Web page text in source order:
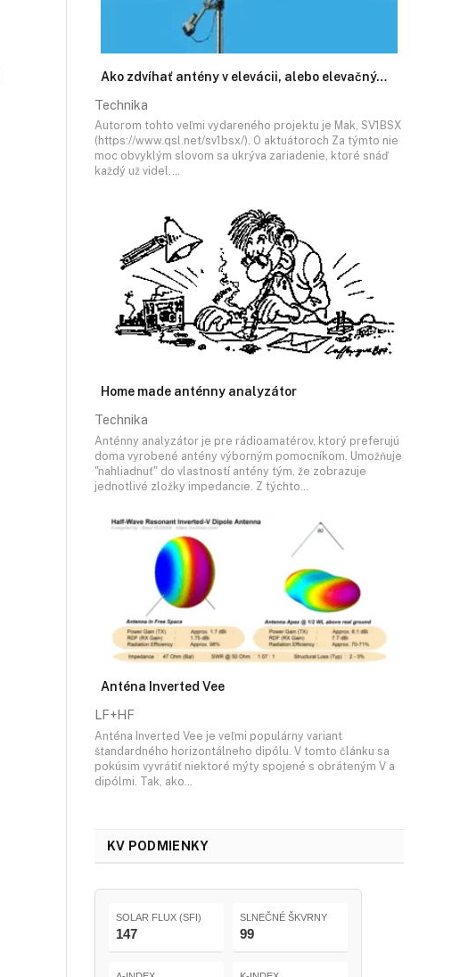
Ako zdvíhať antény v elevácii, alebo elevačný…
Technika
Autorom tohto veľmi vydareného projektu je Mak, SV1BSX
(https://www.qsl.net/sv1bsx/). O aktuátoroch Za týmto nie
moc obvyklým slovom sa ukrýva zariadenie, ktoré snáď
každý už videl.…
Home made anténny analyzátor
Technika
Anténny analyzátor je pre rádioamatérov, ktorý preferujú
doma vyrobené antény výborným pomocníkom. Umožňuje
"nahliadnuť" do vlastností antény tým, že zobrazuje
jednotlivé zložky impedancie. Z týchto…
Anténa Inverted Vee
LF+HF
Anténa Inverted Vee je veľmi populárny variant
štandardného horizontálneho dipólu. V tomto článku sa
pokúsim vyvrátiť niektoré mýty spojené s obráteným V a
dipólmi. Tak, ako…
KV PODMIENKY
SOLAR FLUX (SFI)
147
SLNEČNÉ ŠKVRNY
99